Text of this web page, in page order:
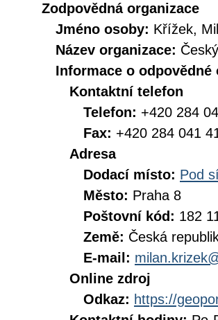
Zodpovědná organizace
Jméno osoby: Křížek,
Název organizace:
Informace o odpovědné
Kontaktní telefon
Telefon: +420 284
Fax: +420 284 041
Adresa
Dodací místo: Pod
Město: Praha 8
Poštovní kód: 182
Země: Česká
E-mail:
Online zdroj
Odkaz: https://